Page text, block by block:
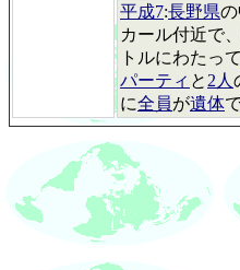
平成7:長野県
カール付近で
トルにわたって
パーティ と 2人
に全員が遺体